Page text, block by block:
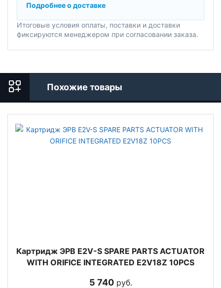
Подробнее о доставке
Итоговые условия оплаты, поставки и доставки
фиксируются менеджером при согласовании заказа.
Похожие товары
Картридж ЭРВ E2V-S SPARE PARTS ACTUATOR
WITH ORIFICE INTEGRATED E2V18Z 10PCS
5 740руб.